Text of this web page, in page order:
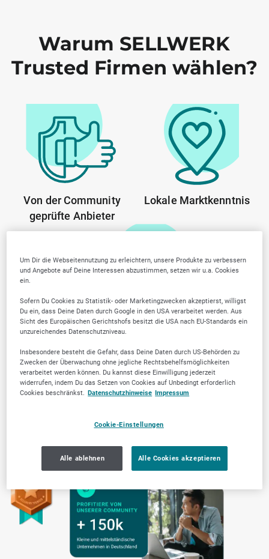
Warum SELLWERK
Trusted Firmen wählen?
Von der Community
geprüfte Anbieter
Lokale Marktkenntnis
Transparente Arbeitsweise
Um Dir die Webseitennutzung zu erleichtern, unsere Produkte zu verbessern
und Angebote auf Deine Interessen abzustimmen, setzen wir u.a. Cookies
ein.
Sofern Du Cookies zu Statistik- oder Marketingzwecken akzeptierst, willigst
Du ein, dass Deine Daten durch Google in den USA verarbeitet werden. Aus
Sicht des Europäischen Gerichtshofs besitzt die USA nach EU-Standards ein
unzureichendes Datenschutzniveau.
Insbesondere besteht die Gefahr, dass Deine Daten durch US-Behörden zu
Zwecken der Überwachung ohne jegliche Rechtsbehelfsmöglichkeiten
verarbeitet werden können. Du kannst diese Einwilligung jederzeit
widerrufen, indem Du das Setzen von Cookies auf Unbedingt erforderlich
Cookies beschränkst. Datenschutzhinweise Impressum
Cookie-Einstellungen
Alle ablehnen Alle Cookies akzeptieren